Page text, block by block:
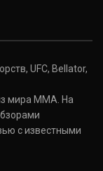
UFC, Bellator,
мира ММА. На
с известными